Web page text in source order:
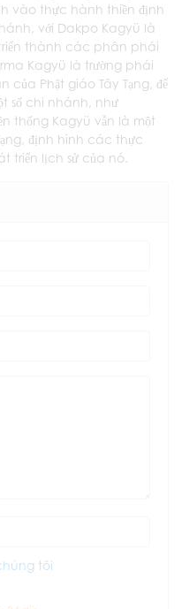
vào thực hành thiền định
với Dakpo Kagyü là
thành các phân phái
Kagyü là trường phái
của Phật giáo Tây Tạng, để
số chi nhánh, như
thống Kagyü vẫn là một
định hình các thực
triển lịch sử của nó.
tôi